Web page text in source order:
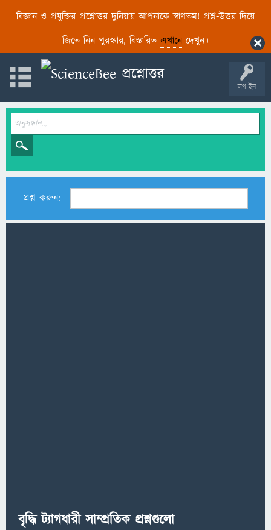
বিজ্ঞান ও প্রযুক্তির প্রশ্নোত্তর দুনিয়ায় আপনাকে স্বাগতম! প্রশ্ন-উত্তর দিয়ে
জিতে নিন পুরস্কার, বিস্তারিত এখানেদেখুন।
লগ ইন
প্রশ্ন করুন:
বৃদ্ধি ট্যাগধারী সাম্প্রতিক প্রশ্নগুলো